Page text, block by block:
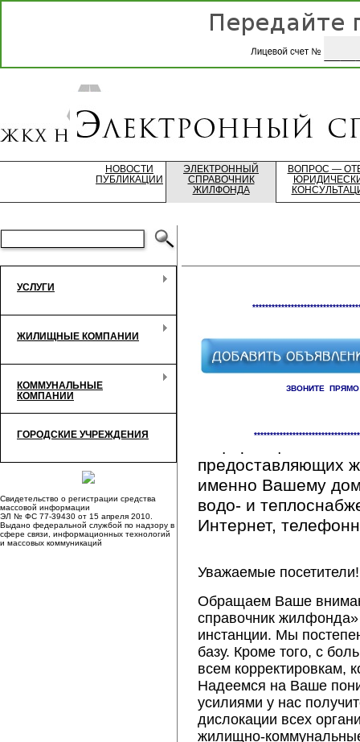
НОВОСТИ
ПУБЛИКАЦИИ
ЭЛЕКТРОННЫЙ
СПРАВОЧНИК
ЖИЛФОНДА
ВОПРОС —
УСЛУГИ
ЖИЛИЩНЫЕ КОМПАНИИ
КОММУНАЛЬНЫЕ
КОМПАНИИ
ГОРОДСКИЕ УЧРЕЖДЕНИЯ
Свидетельство о регистрации средства
массовой информации
ЭЛ № ФС 77-39430 от 15 апреля 2010.
Выдано федеральной службой по надзору в
сфере связи, информационных технологий
и массовых коммуникаций
ЗВОНИТЕ
предоставляющих
именно Вашему
водо- и
Интернет,
Уважаемые посетители!
Обращаем Ваше
справочник
инстанции. Мы
базу. Кроме того, с
всем корректировкам,
Надеемся на Ваше
усилиями у нас
дислокации всех
жилищно-